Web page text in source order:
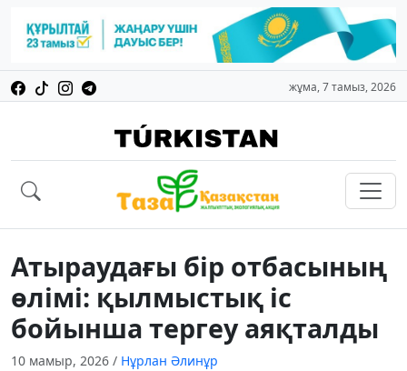
жұма, 7 тамыз, 2026
Атыраудағы бір отбасының
өлімі: қылмыстық іс
бойынша тергеу аяқталды
10 мамыр, 2026 / Нұрлан Әлинұр